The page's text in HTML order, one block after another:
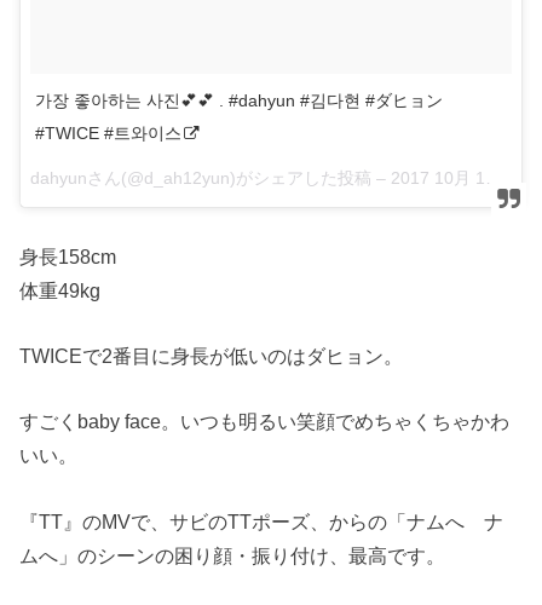
가장 좋아하는 사진💕💕 . #dahyun #김다현 #ダヒョン
#TWICE #트와이스
dahyunさん(@d_ah12yun)がシェアした投稿 – 2017 10月 13 3:10午前 PDT
身長158cm
体重49kg
TWICEで2番目に身長が低いのはダヒョン。
すごくbaby face。いつも明るい笑顔でめちゃくちゃかわ
いい。
『TT』のMVで、サビのTTポーズ、からの「ナムへ ナ
ムへ」のシーンの困り顔・振り付け、最高です。